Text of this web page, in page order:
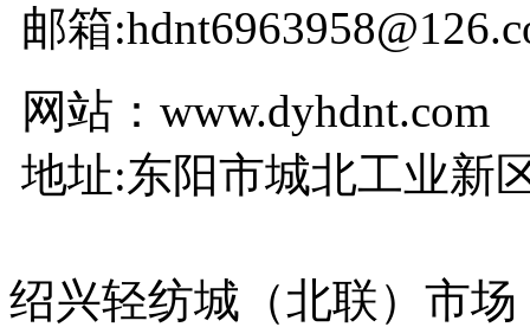
邮箱
网站：www.dyhdnt.com
地址:东阳市城北工业新
绍兴轻纺城（北联）市场